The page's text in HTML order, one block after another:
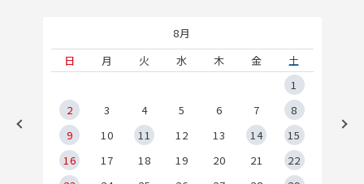
8月
日
月 火 水 木 金
土
1
2
3 4 5 6 7
8
9
10 11 12 13 14
15
16
17 18 19 20 21
22